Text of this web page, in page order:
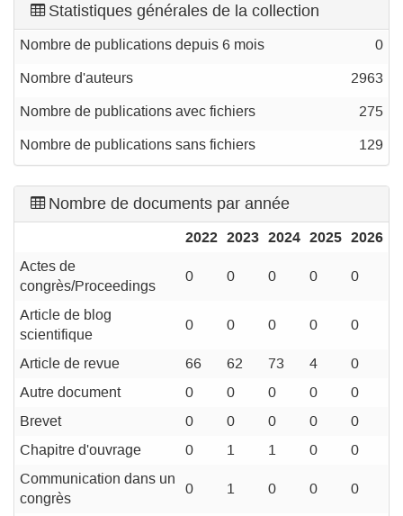
Statistiques générales de la collection
Nombre de publications depuis 6 mois 0
Nombre d'auteurs 2963
Nombre de publications avec fichiers 275
Nombre de publications sans fichiers 129
Nombre de documents par année
2022 2023 2024 2025 2026
Actes de
congrès/Proceedings
0 0 0 0 0
Article de blog
scientifique
0 0 0 0 0
Article de revue 66 62 73 4
0
Autre document
0 0 0 0
0
Brevet
0 0 0 0
0
Chapitre d'ouvrage
0 1 1 0
0
Communication dans un
congrès
0 1 0 0 0